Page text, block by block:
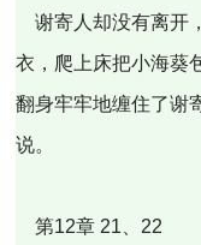
谢寄人却没有离开
衣，爬上床把小海葵
翻身牢牢地缠住了谢
说。
第12章 21、22